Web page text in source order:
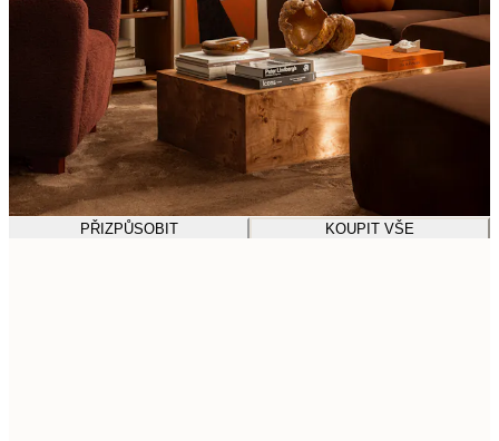
PŘIZPŮSOBIT KOUPIT VŠE